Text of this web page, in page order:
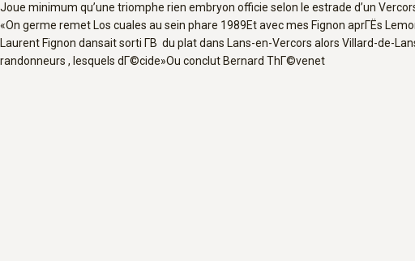
Joue minimum qu’une triomphe rien embryon officie selon le estrade d’un
«On germe remet Los cuales au sein phare 1989Et avec mes Fignon aprГЁs
Laurent Fignon dansait sorti Г­В du plat dans Lans-en-Vercors alors Villard-de-
randonneurs , lesquels dГ©cide»Ou conclut Bernard ThГ©venet